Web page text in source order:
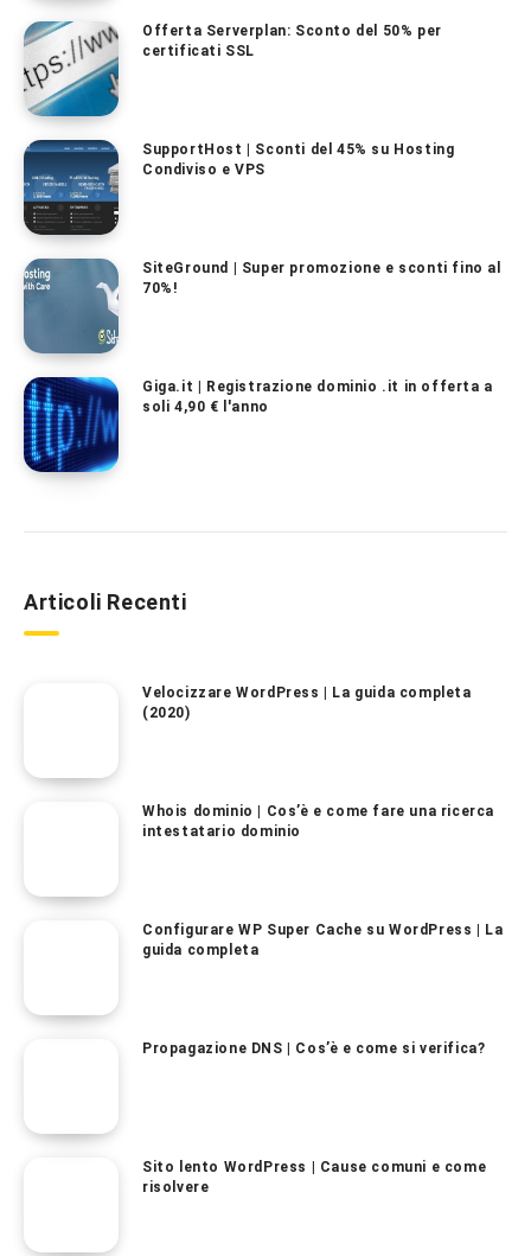
Offerta Serverplan: Sconto del 50% per
certificati SSL
SupportHost | Sconti del 45% su Hosting
Condiviso e VPS
SiteGround | Super promozione e sconti fino al
70%!
Giga.it | Registrazione dominio .it in offerta a
soli 4,90 € l'anno
Articoli Recenti
Velocizzare WordPress | La guida completa
(2020)
Whois dominio | Cos’è e come fare una ricerca
intestatario dominio
Configurare WP Super Cache su WordPress | La
guida completa
Propagazione DNS | Cos’è e come si verifica?
Sito lento WordPress | Cause comuni e come
risolvere